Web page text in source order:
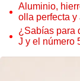
Aluminio,
olla perfecta
cocinar
¿Sabías para
J y el número